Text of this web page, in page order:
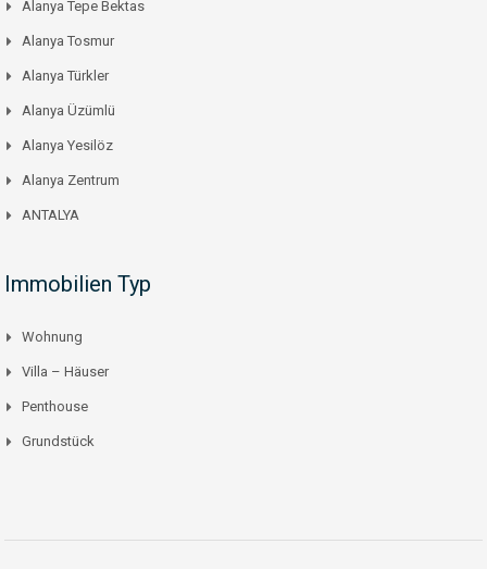
Alanya Tepe Bektas
Alanya Tosmur
Alanya Türkler
Alanya Üzümlü
Alanya Yesilöz
Alanya Zentrum
ANTALYA
Immobilien Typ
Wohnung
Villa – Häuser
Penthouse
Grundstück